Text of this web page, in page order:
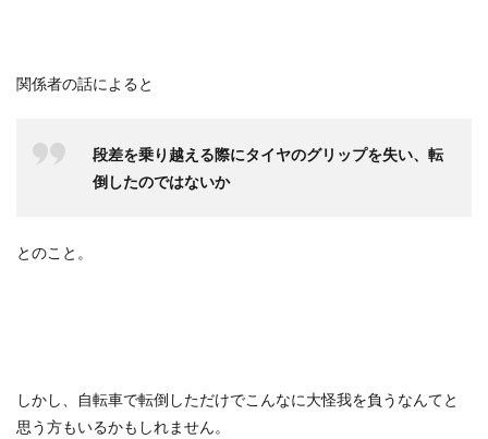
関係者の話によると
段差を乗り越える際にタイヤのグリップを失い、転
倒したのではないか
とのこと。
しかし、自転車で転倒しただけでこんなに大怪我を負うなんてと
思う方もいるかもしれません。